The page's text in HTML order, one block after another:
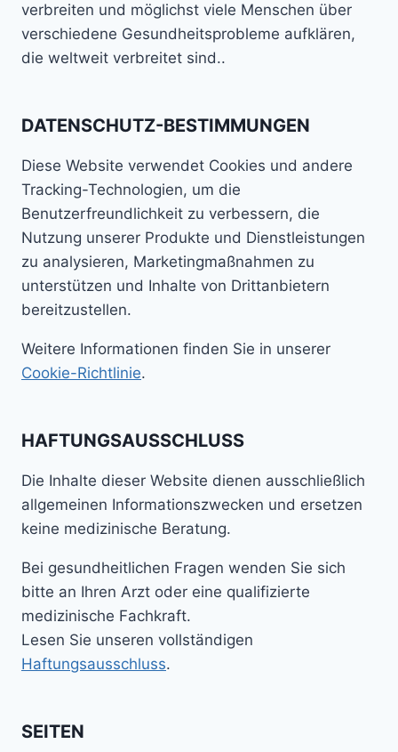
verbreiten und möglichst viele Menschen über
verschiedene Gesundheitsprobleme aufklären,
die weltweit verbreitet sind..
DATENSCHUTZ-BESTIMMUNGEN
Diese Website verwendet Cookies und andere
Tracking-Technologien, um die
Benutzerfreundlichkeit zu verbessern, die
Nutzung unserer Produkte und Dienstleistungen
zu analysieren, Marketingmaßnahmen zu
unterstützen und Inhalte von Drittanbietern
bereitzustellen.
Weitere Informationen finden Sie in unserer
Cookie-Richtlinie.
HAFTUNGSAUSSCHLUSS
Die Inhalte dieser Website dienen ausschließlich
allgemeinen Informationszwecken und ersetzen
keine medizinische Beratung.
Bei gesundheitlichen Fragen wenden Sie sich
bitte an Ihren Arzt oder eine qualifizierte
medizinische Fachkraft.
Lesen Sie unseren vollständigen
Haftungsausschluss.
SEITEN